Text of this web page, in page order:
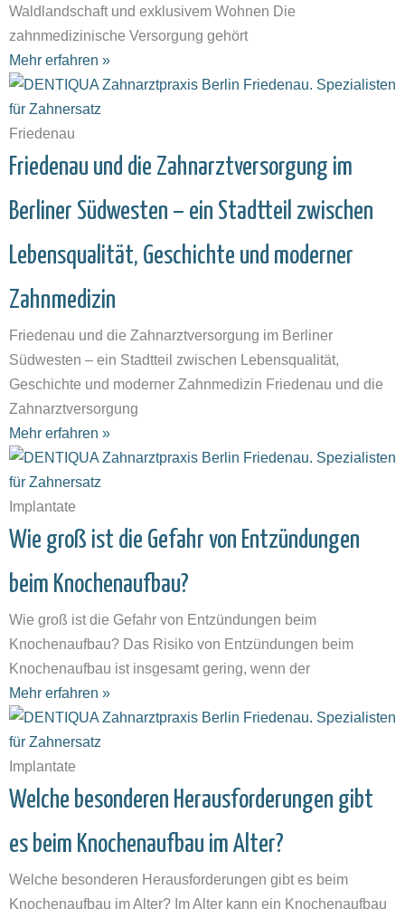
Waldlandschaft und exklusivem Wohnen Die
zahnmedizinische Versorgung gehört
Mehr erfahren »
Friedenau
Friedenau und die Zahnarztversorgung im
Berliner Südwesten – ein Stadtteil zwischen
Lebensqualität, Geschichte und moderner
Zahnmedizin
Friedenau und die Zahnarztversorgung im Berliner
Südwesten – ein Stadtteil zwischen Lebensqualität,
Geschichte und moderner Zahnmedizin Friedenau und die
Zahnarztversorgung
Mehr erfahren »
Implantate
Wie groß ist die Gefahr von Entzündungen
beim Knochenaufbau?
Wie groß ist die Gefahr von Entzündungen beim
Knochenaufbau? Das Risiko von Entzündungen beim
Knochenaufbau ist insgesamt gering, wenn der
Mehr erfahren »
Implantate
Welche besonderen Herausforderungen gibt
es beim Knochenaufbau im Alter?
Welche besonderen Herausforderungen gibt es beim
Knochenaufbau im Alter? Im Alter kann ein Knochenaufbau